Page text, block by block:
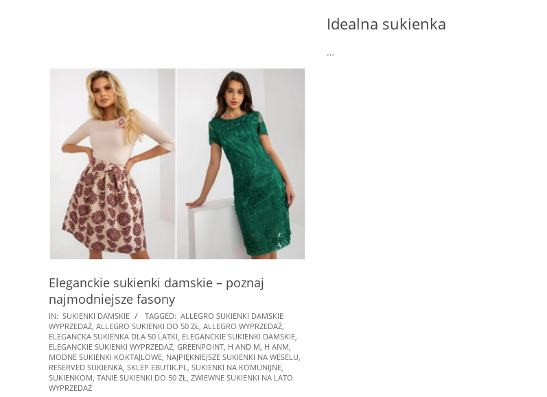
Idealna sukienka
…
Eleganckie sukienki damskie – poznaj
najmodniejsze fasony
2025-
01-
16
IN: SUKIENKI DAMSKIE TAGGED: ALLEGRO SUKIENKI DAMSKIE
WYPRZEDAŻ ALLEGRO SUKIENKI DO 50 ZŁ ALLEGRO WYPRZEDAŻ
ELEGANCKA SUKIENKA DLA 50 LATKI ELEGANCKIE SUKIENKI DAMSKIE
ELEGANCKIE SUKIENKI WYPRZEDAŻ GREENPOINT H AND M H ANM
MODNE SUKIENKI KOKTAJLOWE NAJPIĘKNIEJSZE SUKIENKI NA WESELU
RESERVED SUKIENKA SKLEP EBUTIK.PL SUKIENKI NA KOMUNIJNE
SUKIENKOM TANIE SUKIENKI DO 50 ZŁ ZWIEWNE SUKIENKI NA LATO
WYPRZEDAŻ